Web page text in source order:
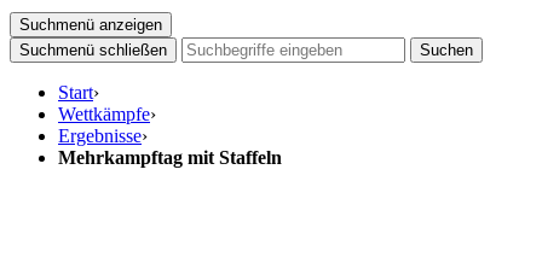
Suchmenü anzeigen
Suchmenü schließen
Suchen
Start›
Wettkämpfe›
Ergebnisse›
Mehrkampftag mit Staffeln